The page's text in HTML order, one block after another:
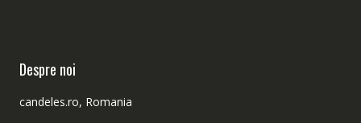
Despre noi
candeles.ro, Romania